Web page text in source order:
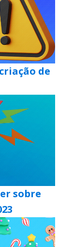
de
sobre